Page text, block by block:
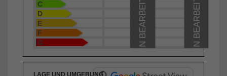
C
D
E
F
G
LAGE UND UMGEBUNG